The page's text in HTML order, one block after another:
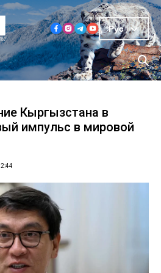
Рус
Кыргызстана в
импульс в мировой